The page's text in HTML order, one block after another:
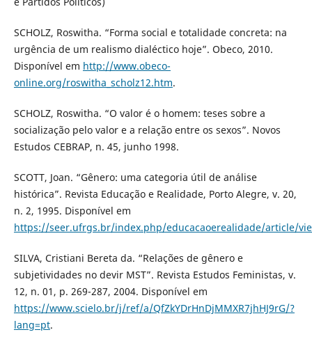
SCHOLZ, Roswitha. “Forma social e totalidade concreta: na
urgência de um realismo dialéctico hoje”. Obeco, 2010.
Disponível em http://www.obeco-
online.org/roswitha_scholz12.htm.
SCHOLZ, Roswitha. “O valor é o homem: teses sobre a
socialização pelo valor e a relação entre os sexos”. Novos
Estudos CEBRAP, n. 45, junho 1998.
SCOTT, Joan. “Gênero: uma categoria útil de análise
histórica”. Revista Educação e Realidade, Porto Alegre, v. 20,
n. 2, 1995. Disponível em
https://seer.ufrgs.br/index.php/educacaoerealidade/article/
SILVA, Cristiani Bereta da. “Relações de gênero e
subjetividades no devir MST”. Revista Estudos Feministas, v.
12, n. 01, p. 269-287, 2004. Disponível em
https://www.scielo.br/j/ref/a/QfZkYDrHnDjMMXR7jhHJ9rG/?
lang=pt.